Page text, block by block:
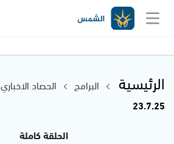
الرئيسية البرامج الحصاد الاخباري
23.7.25
الحلقة كاملة